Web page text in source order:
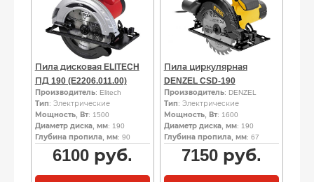
Пила дисковая ELITECH
ПД 190 (E2206.011.00)
Производитель: Elitech
Тип: Электрические
Мощность, Вт: 1500
Диаметр диска, мм: 190
Глубина пропила, мм: 90
6100руб.
Пила циркулярная
DENZEL CSD-190
Производитель: DENZEL
Тип: Электрические
Мощность, Вт: 1600
Диаметр диска, мм: 190
Глубина пропила, мм: 67
7150руб.